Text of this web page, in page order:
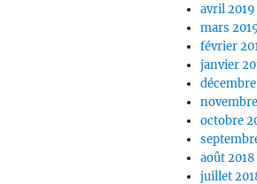
avril 2019
mars
février
janvier
octobre
août 2018
juillet